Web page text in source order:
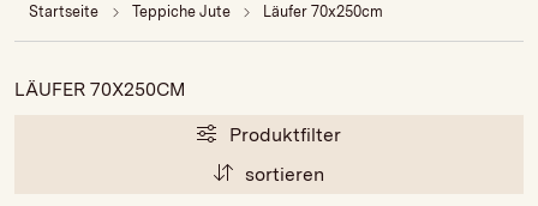
Startseite Teppiche Jute Läufer 70x250cm
LÄUFER 70X250CM
Produktfilter
sortieren